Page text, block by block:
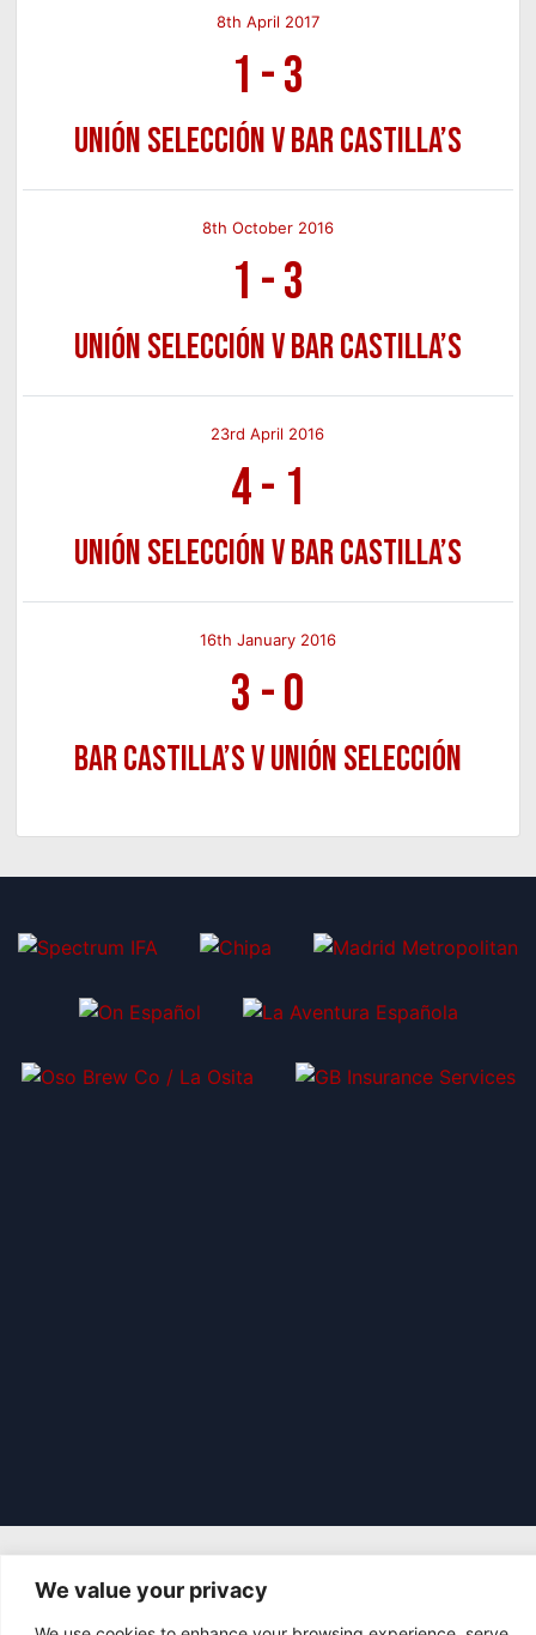
We value your privacy
8th April 2017
1 -3
Unión Selección v Bar Castilla’s
8th October 2016
1 -3
Unión Selección v Bar Castilla’s
23rd April 2016
4- 1
Unión Selección v Bar Castilla’s
16th January 2016
3 -0
Bar Castilla’s v Unión Selección